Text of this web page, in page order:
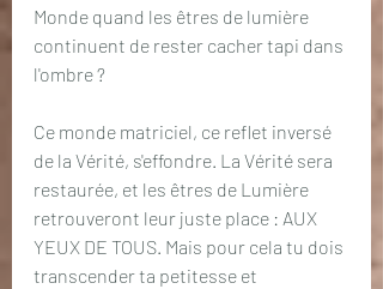
Monde quand les êtres de lumière
continuent de rester cacher tapi dans
l'ombre ?
Ce monde matriciel, ce reflet inversé
de la Vérité, s'effondre. La Vérité sera
restaurée, et les êtres de Lumière
retrouveront leur juste place : AUX
YEUX DE TOUS. Mais pour cela tu dois
transcender ta petitesse et